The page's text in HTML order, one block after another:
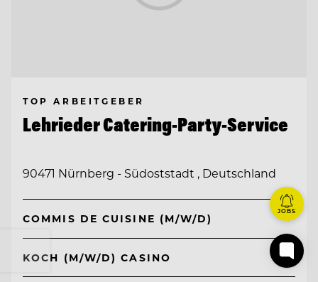
TOP ARBEITGEBER
Lehrieder Catering-Party-Service
90471 Nürnberg - Südoststadt , Deutschland
COMMIS DE CUISINE (M/W/D)
KOCH (M/W/D) CASINO
JOBS